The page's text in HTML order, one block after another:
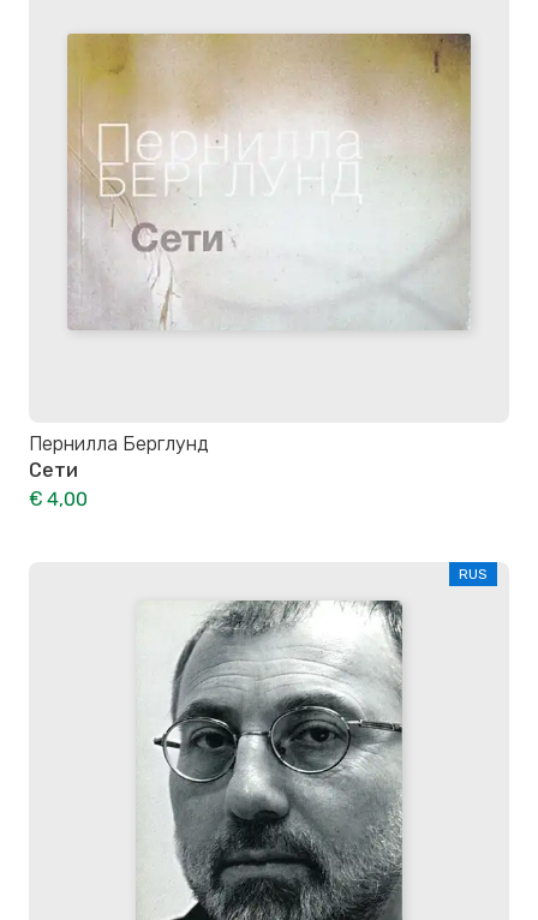
Пернилла Берглунд
Сети
€ 4,00
RUS